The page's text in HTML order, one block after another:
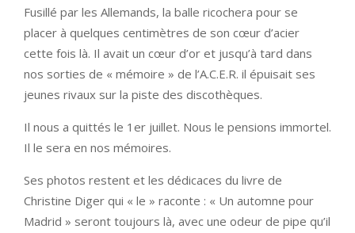
Fusillé par les Allemands, la balle ricochera pour se
placer à quelques centimètres de son cœur d’acier
cette fois là. Il avait un cœur d’or et jusqu’à tard dans
nos sorties de « mémoire » de l’A.C.E.R. il épuisait ses
jeunes rivaux sur la piste des discothèques.
Il nous a quittés le 1er juillet. Nous le pensions immortel.
Il le sera en nos mémoires.
Ses photos restent et les dédicaces du livre de
Christine Diger qui « le » raconte : « Un automne pour
Madrid » seront toujours là, avec une odeur de pipe qu’il